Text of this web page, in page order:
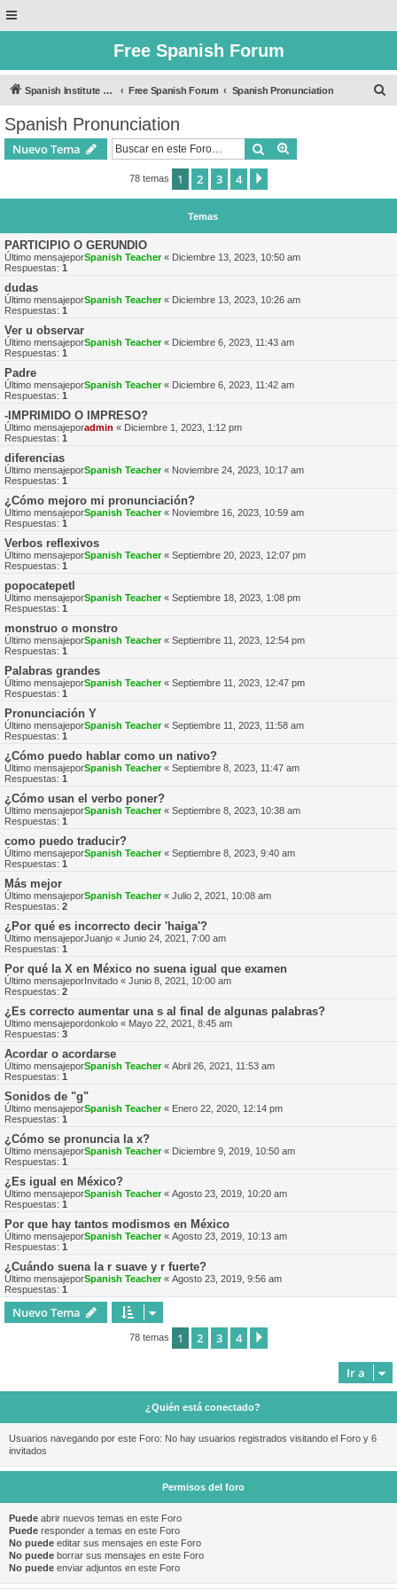
Free Spanish Forum
Spanish Institute of Puebla Free Spanish Forum Spanish Pronunciation
Spanish Pronunciation
Nuevo Tema Buscar
78 temas 1 2 3 4
Temas
PARTICIPIO O GERUNDIO
Último mensajeporSpanish Teacher« Diciembre 13, 2023, 10:50 am
Respuestas: 1
dudas
Último mensajeporSpanish Teacher« Diciembre 13, 2023, 10:26 am
Respuestas: 1
Ver u observar
Último mensajeporSpanish Teacher« Diciembre 6, 2023, 11:43 am
Respuestas: 1
Padre
Último mensajeporSpanish Teacher« Diciembre 6, 2023, 11:42 am
Respuestas: 1
-IMPRIMIDO O IMPRESO?
Último mensajeporadmin « Diciembre 1, 2023, 1:12 pm
Respuestas: 1
diferencias
Último mensajeporSpanish Teacher« Noviembre 24, 2023, 10:17 am
Respuestas: 1
¿Cómo mejoro mi pronunciación?
Último mensajeporSpanish Teacher« Noviembre 16, 2023, 10:59 am
Respuestas: 1
Verbos reflexivos
Último mensajeporSpanish Teacher« Septiembre 20, 2023, 12:07 pm
Respuestas: 1
popocatepetl
Último mensajeporSpanish Teacher« Septiembre 18, 2023, 1:08 pm
Respuestas: 1
monstruo o monstro
Último mensajeporSpanish Teacher« Septiembre 11, 2023, 12:54 pm
Respuestas: 1
Palabras grandes
Último mensajeporSpanish Teacher« Septiembre 11, 2023, 12:47 pm
Respuestas: 1
Pronunciación Y
Último mensajeporSpanish Teacher« Septiembre 11, 2023, 11:58 am
Respuestas: 1
¿Cómo puedo hablar como un nativo?
Último mensajeporSpanish Teacher« Septiembre 8, 2023, 11:47 am
Respuestas: 1
¿Cómo usan el verbo poner?
Último mensajeporSpanish Teacher« Septiembre 8, 2023, 10:38 am
Respuestas: 1
como puedo traducir?
Último mensajeporSpanish Teacher« Septiembre 8, 2023, 9:40 am
Respuestas: 1
Más mejor
Último mensajeporSpanish Teacher« Julio 2, 2021, 10:08 am
Respuestas: 2
¿Por qué es incorrecto decir 'haiga'?
Último mensajeporJuanjo « Junio 24, 2021, 7:00 am
Respuestas: 1
Por qué la X en México no suena igual que examen
Último mensajeporInvitado « Junio 8, 2021, 10:00 am
Respuestas: 2
¿Es correcto aumentar una s al final de algunas palabras?
Último mensajepordonkolo « Mayo 22, 2021, 8:45 am
Respuestas: 3
Acordar o acordarse
Último mensajeporSpanish Teacher« Abril 26, 2021, 11:53 am
Respuestas: 1
Sonidos de "g"
Último mensajeporSpanish Teacher« Enero 22, 2020, 12:14 pm
Respuestas: 1
¿Cómo se pronuncia la x?
Último mensajeporSpanish Teacher« Diciembre 9, 2019, 10:50 am
Respuestas: 1
¿Es igual en México?
Último mensajeporSpanish Teacher« Agosto 23, 2019, 10:20 am
Respuestas: 1
Por que hay tantos modismos en México
Último mensajeporSpanish Teacher« Agosto 23, 2019, 10:13 am
Respuestas: 1
¿Cuándo suena la r suave y r fuerte?
Último mensajeporSpanish Teacher« Agosto 23, 2019, 9:56 am
Respuestas: 1
Nuevo Tema
78 temas 1 2 3 4
Ir a
¿Quién está conectado?
Usuarios navegando por este Foro: No hay usuarios registrados visitando el Foro y 6
invitados
Permisos del foro
Puede abrir nuevos temas en este Foro
Puede responder a temas en este Foro
No puede editar sus mensajes en este Foro
No puede borrar sus mensajes en este Foro
No puede enviar adjuntos en este Foro